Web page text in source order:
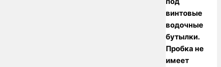
винтовые
водочные
бутылки.
Пробка не
имеет